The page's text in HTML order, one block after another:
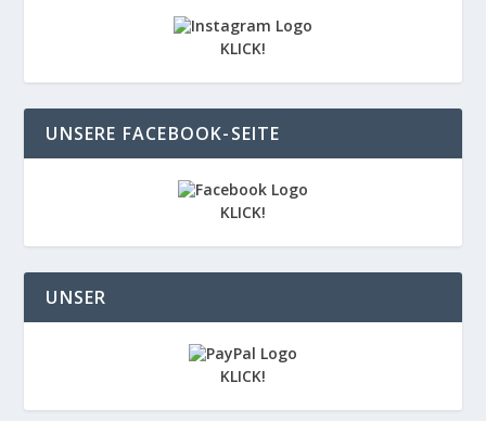
KLICK!
UNSERE FACEBOOK-SEITE
KLICK!
UNSER
KLICK!